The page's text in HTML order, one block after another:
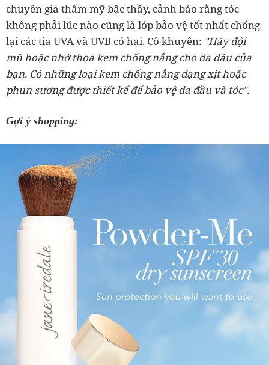
chuyên gia thẩm mỹ bậc thầy, cảnh báo rằng tóc
không phải lúc nào cũng là lớp bảo vệ tốt nhất chống
lại các tia UVA và UVB có hại. Cô khuyên: "Hãy đội
mũ hoặc nhớ thoa kem chống nắng cho da đầu của
bạn. Có những loại kem chống nắng dạng xịt hoặc
phun sương được thiết kế để bảo vệ da đầu và tóc".
Gợi ý shopping: